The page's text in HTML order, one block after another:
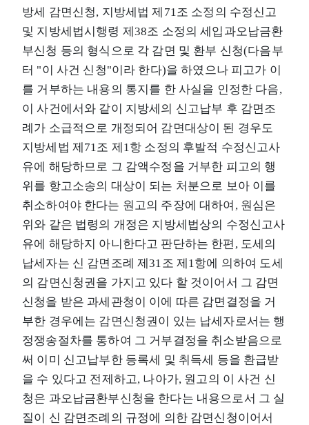
방세 감면신청, 지방세법 제71조 소정의 수정신고
및 지방세법시행령 제38조 소정의 세입과오납금환
부신청 등의 형식으로 각 감면 및 환부 신청(다음부
터 "이 사건 신청"이라 한다)을 하였으나 피고가 이
를 거부하는 내용의 통지를 한 사실을 인정한 다음,
이 사건에서와 같이 지방세의 신고납부 후 감면조
례가 소급적으로 개정되어 감면대상이 된 경우도
지방세법 제71조 제1항 소정의 후발적 수정신고사
유에 해당하므로 그 감액수정을 거부한 피고의 행
위를 항고소송의 대상이 되는 처분으로 보아 이를
취소하여야 한다는 원고의 주장에 대하여, 원심은
위와 같은 법령의 개정은 지방세법상의 수정신고사
유에 해당하지 아니한다고 판단하는 한편, 도세의
납세자는 신 감면조례 제31조 제1항에 의하여 도세
의 감면신청권을 가지고 있다 할 것이어서 그 감면
신청을 받은 과세관청이 이에 따른 감면결정을 거
부한 경우에는 감면신청권이 있는 납세자로서는 행
정쟁송절차를 통하여 그 거부결정을 취소받음으로
써 이미 신고납부한 등록세 및 취득세 등을 환급받
을 수 있다고 전제하고, 나아가, 원고의 이 사건 신
청은 과오납금환부신청을 한다는 내용으로서 그 실
질이 신 감면조례의 규정에 의한 감면신청이어서